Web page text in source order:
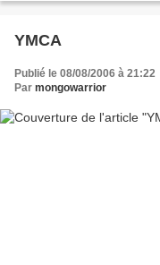
YMCA
Publié le 08/08/2006 à 21:22
Par mongowarrior